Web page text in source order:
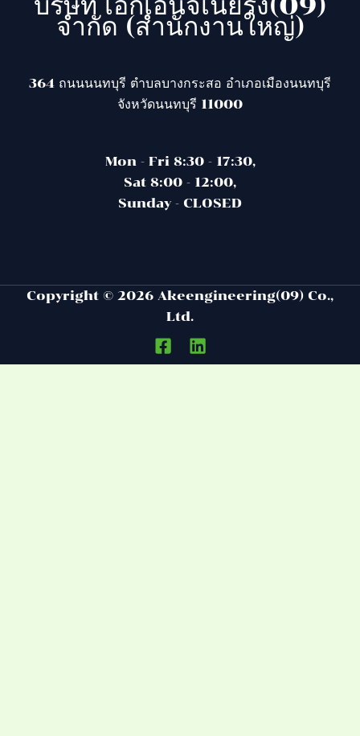
จำกัด (สำนักงานใหญ่)
364 ถนนนนทบุรี ตำบลบางกระสอ อำเภอเมืองนนทบุรี
จังหวัดนนทบุรี 11000
Mon - Fri 8:30 - 17:30,
Sat 8:00 - 12:00,
Sunday - CLOSED
Copyright © 2026 Akeengineering(09) Co.,
Ltd.